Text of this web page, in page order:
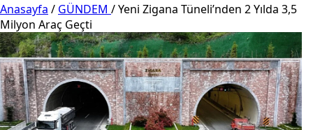
Anasayfa / GÜNDEM /Yeni Zigana Tüneli’nden 2 Yılda 3,5
Milyon Araç Geçti